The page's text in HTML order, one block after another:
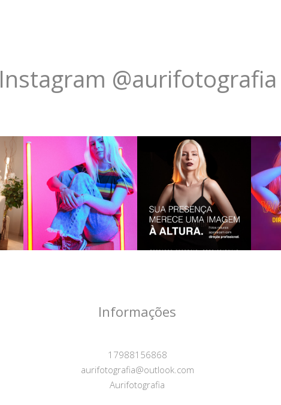
Instagram @aurifotografia
Informações
17988156868
aurifotografia@outlook.com
Aurifotografia